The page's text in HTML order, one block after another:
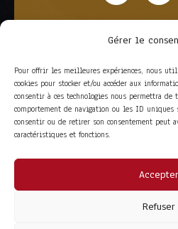
Gérer le
Pour offrir les meilleures expériences, nous
cookies pour stocker et/ou accéder aux
consentir à ces technologies nous permettra
comportement de navigation ou les ID
consentir ou de retirer son consentement peut
caractéristiques et fonctions.
Accepter
Refuser